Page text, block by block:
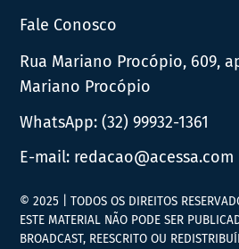
Fale Conosco
Rua Mariano Procópio, 609,
Mariano Procópio
WhatsApp:(32) 99932-1361
E-mail: redacao@acessa.com
© 2025 | TODOS OS DIREITOS
ESTE MATERIAL NÃO PODE SER
BROADCAST, REESCRITO OU